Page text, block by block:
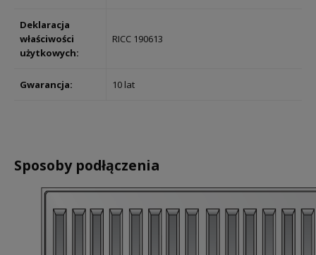
Deklaracja
właściwości
użytkowych:
RICC 190613
Gwarancja: 10 lat
Sposoby podłączenia